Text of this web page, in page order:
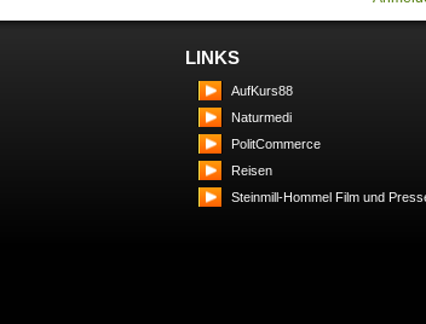
LINKS
AufKurs88
Naturmedi
PolitCommerce
Reisen
Steinmill-Hommel Film und